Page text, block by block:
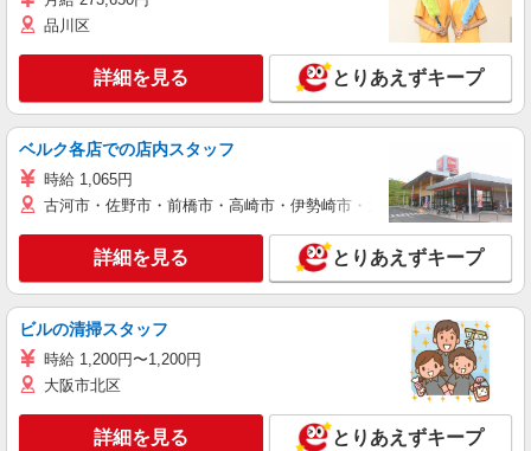
品川区
詳細を見る とりあえずキープ
ベルク各店での店内スタッフ
時給 1,065円
古河市・佐野市・前橋市・高崎市・伊勢崎市・太田市・館林市・藤
詳細を見る とりあえずキープ
ビルの清掃スタッフ
時給 1,200円〜1,200円
大阪市北区
詳細を見る とりあえずキープ